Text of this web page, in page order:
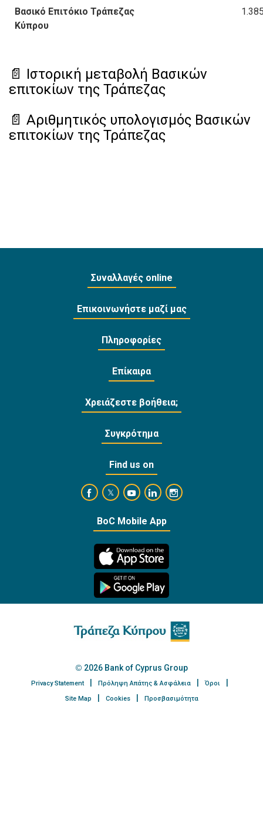
Βασικό Επιτόκιο Τράπεζας
Κύπρου
📄 Ιστορική μεταβολή Βασικών
επιτοκίων της Τράπεζας
📄 Αριθμητικός υπολογισμός Βασικών
επιτοκίων της Τράπεζας
Συναλλαγές online
Επικοινωνήστε μαζί μας
Πληροφορίες
Επίκαιρα
Χρειάζεστε βοήθεια;
Συγκρότημα
Find us on
https://www.facebook.com/
https://twitter.com/bankofcyprus_
https://www.youtube.com/user/
https://www.linkedin.com/
https://
BoC Mobile App
2026 Bank of Cyprus Group
Privacy Statement Πρόληψη Απάτης & Ασφάλεια
Όροι
Site Map
Cookies Προσβασιμότητα